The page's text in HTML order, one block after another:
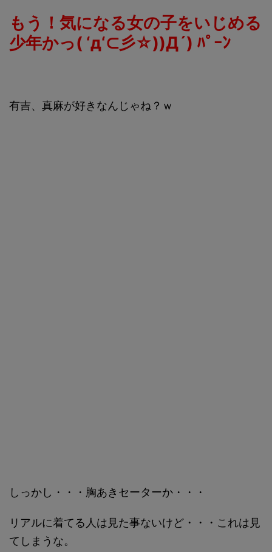
もう！気になる女の子をいじめる
少年かっ( ‘д‘⊂彡☆))Д´) ﾊﾟｰﾝ
有吉、真麻が好きなんじゃね？ｗ
しっかし・・・胸あきセーターか・・・
リアルに着てる人は見た事ないけど・・・これは見
てしまうな。